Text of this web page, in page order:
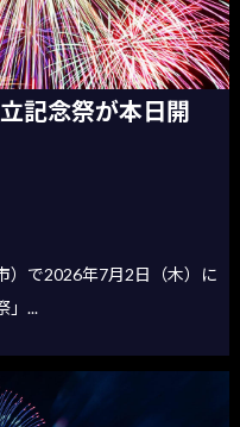
記念祭が本日開
）で2026年7月2日（木）に
」...